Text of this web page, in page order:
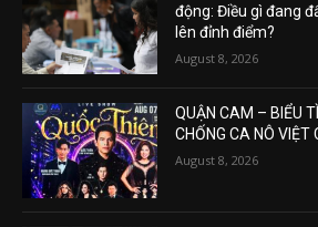
động: Điều gì đang
lên đỉnh điểm?
August 8, 2026
QUẬN CAM – BIỂU
CHỐNG CA NÔ VIỆT
August 8, 2026